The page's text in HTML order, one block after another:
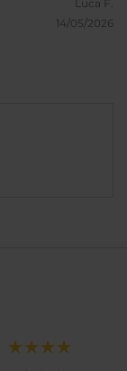
Luca F.
14/05/2026